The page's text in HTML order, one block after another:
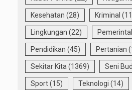
Kesehatan (28) Kriminal
Lingkungan (22)
Pendidikan (45) Pertanian
Sekitar Kita (1369) Seni
Sport(15) Teknologi (14)